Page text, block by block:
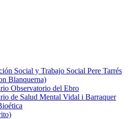
Social y Trabajo Social Pere Tarrés
Blanquerna)
Observatorio del Ebro
de Salud Mental Vidal i Barraquer